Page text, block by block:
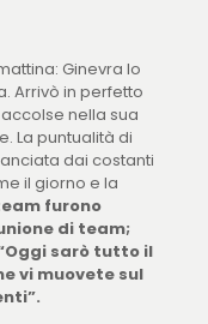
Ginevra lo
Arrivò in perfetto
nella sua
La puntualità di
dai costanti
il giorno e la
furono
di team;
sarò tutto il
vi muovete sul